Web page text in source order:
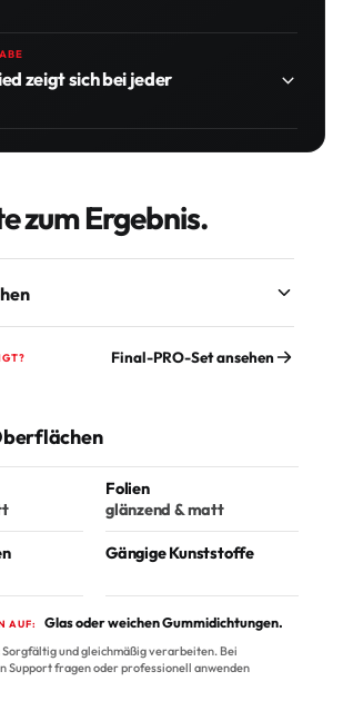
zeigt sich bei jeder
zum Ergebnis.
Final-PRO-Set ansehen
Folien
glänzend & matt
Gängige Kunststoffe
AUF: Glas oder weichen Gummidichtungen.
Sorgfältig und gleichmäßig verarbeiten. Bei
Support fragen oder professionell anwenden